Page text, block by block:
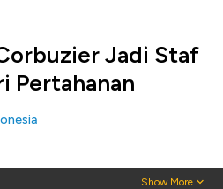
Jadi Staf
Pertahanan
Show More